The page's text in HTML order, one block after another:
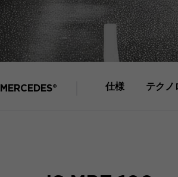
MERCEDES® 仕様 テクノ